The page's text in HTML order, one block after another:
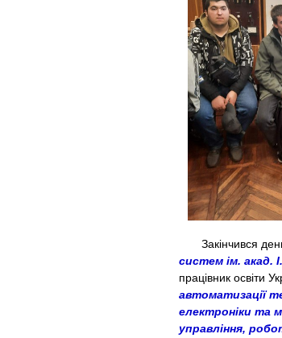
Закінчився день
систем ім. акад.
працівник освіти
автоматизації
електроніки та
управління,